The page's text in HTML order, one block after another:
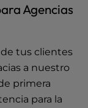
Agencias
de tus clientes
a nuestro
primera
para la